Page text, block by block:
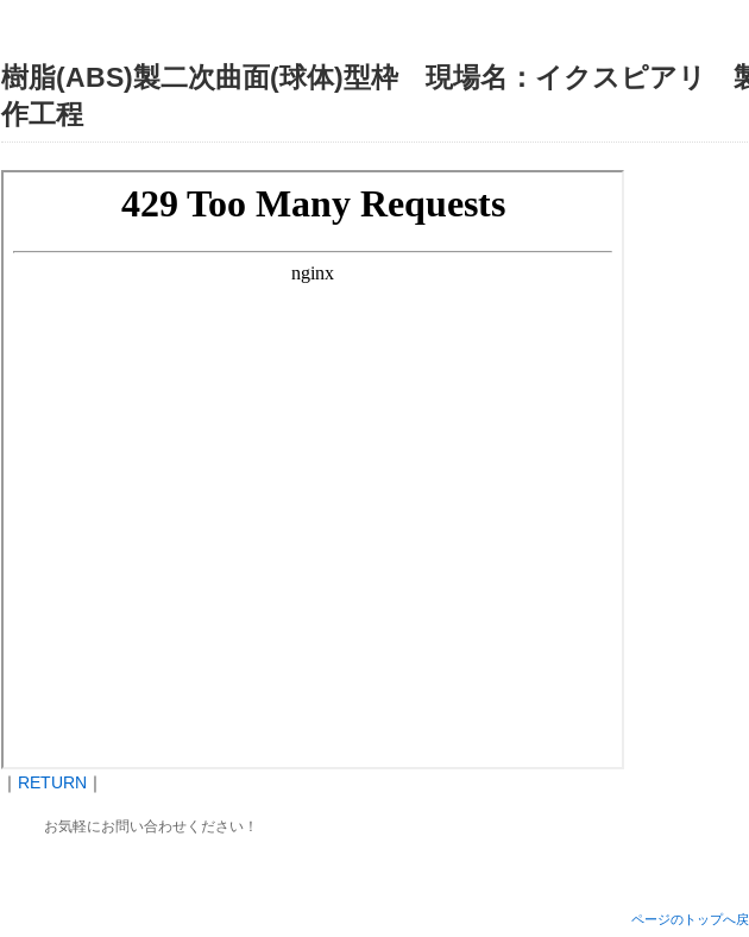
樹脂(ABS)製二次曲面(球体)型枠 現場名：イクスピアリ
作工程
RETURN
お気軽にお問い合わせください！
ページのトップへ